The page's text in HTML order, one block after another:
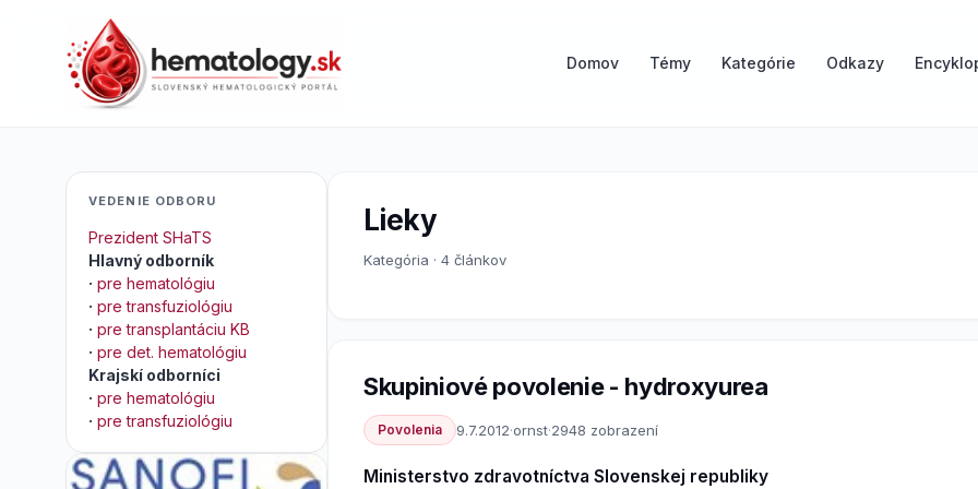
Domov Témy Kategórie Odkazy
Lieky
Kategória · 4 článkov
Skupiniové povolenie - hydroxyurea
Povolenia 9.7.2012·ornst·2948 zobrazení
Ministerstvo zdravotníctva Slovenskej republiky
VEDENIE ODBORU
Prezident SHaTS
Hlavný odborník
· pre hematológiu
· pre transfuziológiu
· pre transplantáciu KB
· pre det. hematológiu
Krajskí odborníci
· pre hematológiu
· pre transfuziológiu